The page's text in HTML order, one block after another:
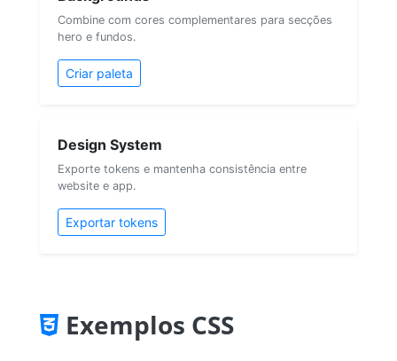
Combine com cores complementares para secções
hero e fundos.
Criar paleta
Design System
Exporte tokens e mantenha consistência entre
website e app.
Exportar tokens
Exemplos CSS